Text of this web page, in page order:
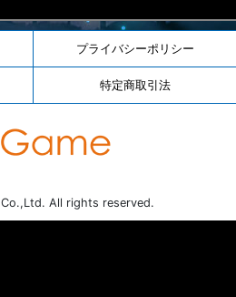
プライバシーポリシー
特定商取引法
All rights reserved.